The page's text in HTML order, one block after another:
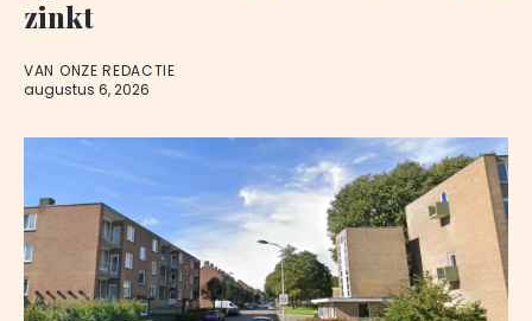
zinkt
VAN ONZE REDACTIE
augustus 6, 2026